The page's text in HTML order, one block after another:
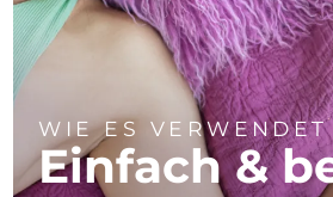
WIE ES
Einfach &